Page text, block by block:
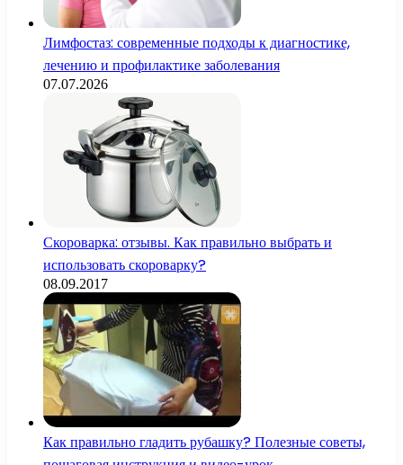
Лимфостаз: современные подходы к диагностике,
лечению и профилактике заболевания
07.07.2026
Скороварка: отзывы. Как правильно выбрать и
использовать скороварку?
08.09.2017
Как правильно гладить рубашку? Полезные советы,